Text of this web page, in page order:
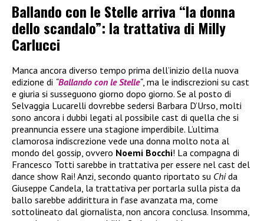
Ballando con le Stelle arriva “la donna
dello scandalo”: la trattativa di Milly
Carlucci
Manca ancora diverso tempo prima dell’inizio della nuova
edizione di “Ballando con le Stelle“, ma le indiscrezioni su cast
e giuria si susseguono giorno dopo giorno. Se al posto di
Selvaggia Lucarelli dovrebbe sedersi Barbara D’Urso, molti
sono ancora i dubbi legati al possibile cast di quella che si
preannuncia essere una stagione imperdibile. L’ultima
clamorosa indiscrezione vede una donna molto nota al
mondo del gossip, ovvero Noemi Bocchi! La compagna di
Francesco Totti sarebbe in trattativa per essere nel cast del
dance show Rai! Anzi, secondo quanto riportato su Chida
Giuseppe Candela, la trattativa per portarla sulla pista da
ballo sarebbe addirittura in fase avanzata ma, come
sottolineato dal giornalista, non ancora conclusa. Insomma,